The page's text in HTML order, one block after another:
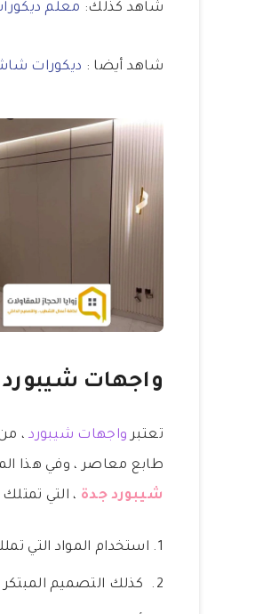
شاهد كذلك: معلم
شاهد أيضا : ديكورات
واجهات
تعتبر واجهات شيبورد،
طابع معاصر ، وفي هذا
شيبورد جدة ، التي
استخدام المواد التي
كذلك التصميم المبتكر